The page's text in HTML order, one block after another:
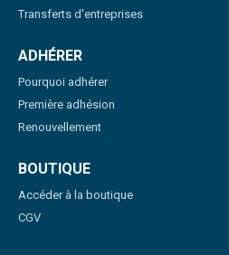
Transferts d'entreprises
ADHÉRER
Pourquoi adhérer
Première adhésion
Renouvellement
BOUTIQUE
Accéder à la boutique
CGV